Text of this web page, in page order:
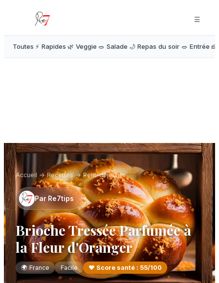
☰
Toutes ⚡ Rapides 🌿 Veggie 🥗 Salade 🌙 Repas du soir 🥗 Entrée
Accueil → Recettes→Petit-déjeuner
Par Re7tips
Brioche Tressée Parfumée à
la Fleur d'Oranger
🌍France Facile ❤️ Score santé : 55/100